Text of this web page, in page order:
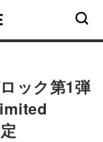
ック第1弾